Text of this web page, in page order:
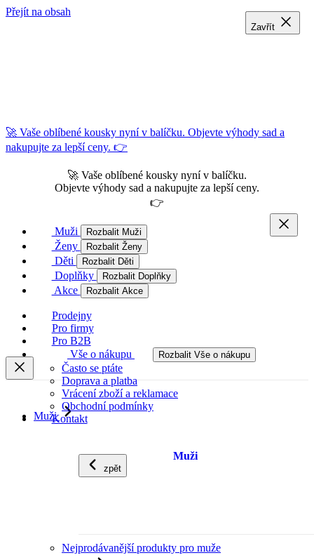
Přejít na obsah
🚀 Vaše oblíbené kousky nyní v balíčku. Objevte výhody sad a
nakupujte za lepší ceny. 👉
🚀 Vaše oblíbené kousky nyní v balíčku.
Objevte výhody sad a nakupujte za lepší ceny.
👉
Muži Rozbalit Muži
Ženy Rozbalit Ženy
Děti Rozbalit Děti
Doplňky Rozbalit Doplňky
Akce Rozbalit Akce
Prodejny
Pro firmy
Pro B2B
Vše o nákupu
Rozbalit Vše o nákupu
Často se ptáte
Doprava a platba
Vrácení zboží a reklamace
Obchodní podmínky
Kontakt
Muži
zpět
Muži
Nejprodávanější produkty pro muže
Zavřít
Zavřít
Zavřít